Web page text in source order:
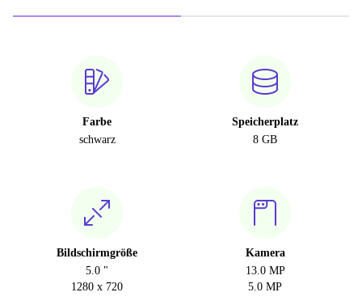
Farbe
schwarz
Speicherplatz
8 GB
Bildschirmgröße
5.0 "
1280 x 720
Kamera
13.0 MP
5.0 MP